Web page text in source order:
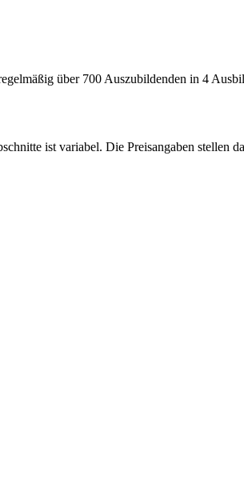
über 700 Auszubildenden in 4
ist variabel. Die Preisangaben stellen